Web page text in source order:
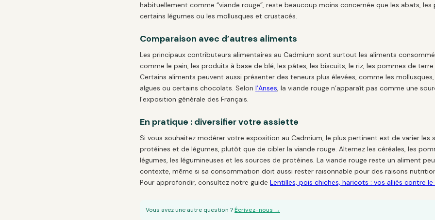
habituellement comme “viande rouge”, reste beaucoup moins concernée que les abats, les
certains légumes ou les mollusques et crustacés.
Comparaison avec d’autres aliments
Les principaux contributeurs alimentaires au Cadmium sont surtout les aliments
comme le pain, les produits à base de blé, les pâtes, les biscuits, le riz, les pommes de
Certains aliments peuvent aussi présenter des teneurs plus élevées, comme les
algues ou certains chocolats. Selon l’Anses, la viande rouge n’apparaît pas comme une
l’exposition générale des Français.
En pratique : diversifier votre assiette
Si vous souhaitez modérer votre exposition au Cadmium, le plus pertinent est de varier les
protéines et de légumes, plutôt que de cibler la viande rouge. Alternez les céréales, les
légumes, les légumineuses et les sources de protéines. La viande rouge reste un aliment
contexte, même si sa consommation doit aussi rester raisonnable pour des raisons
Pour approfondir, consultez notre guide Lentilles, pois chiches, haricots : vos alliés contre
Vous avez une autre question ?Écrivez-nous →